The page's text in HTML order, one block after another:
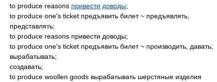
to produce reasons привести доводы;
to produce one's ticket предъявить билет ~ предъявлять,
представлять;
to produce reasons привести доводы;
to produce one's ticket предъявить билет ~ производить, давать;
вырабатывать;
создавать;
to produce woollen goods вырабатывать шерстяные изделия